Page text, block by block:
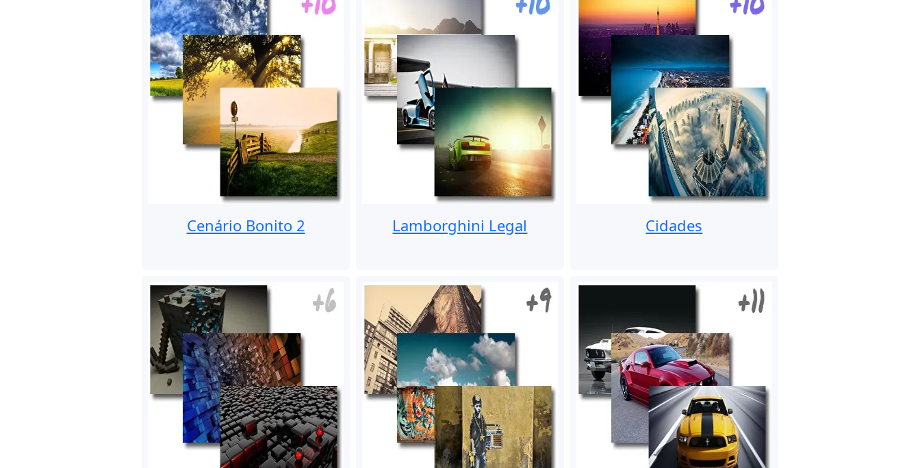
Cenário Bonito 2 Lamborghini Legal Cidades